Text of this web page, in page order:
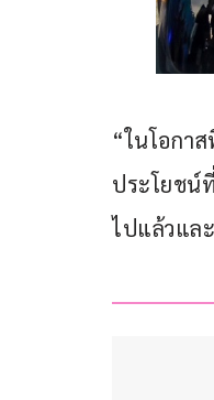
“ในโอกา
ประโยชน์
ไปแล้วแล